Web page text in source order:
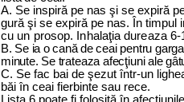
A. Se inspiră pe nas şi se expiră
gură şi se expiră pe nas. În timpul
cu un prosop. Inhalaţia dureaza6-
B. Se ia o cană deceaipentru garga
minute. Se trateaza afecţiuni ale gât
C. Se fac bai de şezut într-un
băi în ceai fierbinte sau rece.